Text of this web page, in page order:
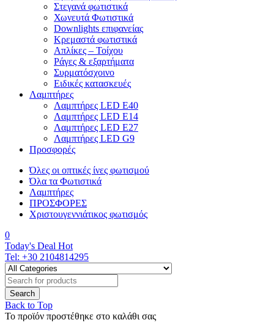
Στεγανά φωτιστικά
Χωνευτά Φωτιστικά
Downlights επιφανείας
Κρεμαστά φωτιστικά
Απλίκες – Τοίχου
Ράγες & εξαρτήματα
Συρματόσχοινο
Ειδικές κατασκευές
Λαμπτήρες
Λαμπτήρες LED E40
Λαμπτήρες LED E14
Λαμπτήρες LED E27
Λαμπτήρες LED G9
Προσφορές
Όλες οι οπτικές ίνες φωτισμού
Όλα τα Φωτιστικά
Λαμπτήρες
ΠΡΟΣΦΟΡΕΣ
Χριστουγεννιάτικος φωτισμός
0
Today's Deal Hot
Tel: +30 2104814295
Back to Top
Το προϊόν προστέθηκε στο καλάθι σας